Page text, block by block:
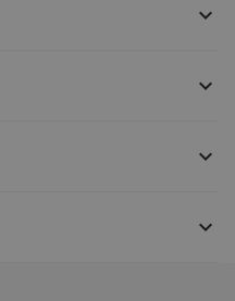



